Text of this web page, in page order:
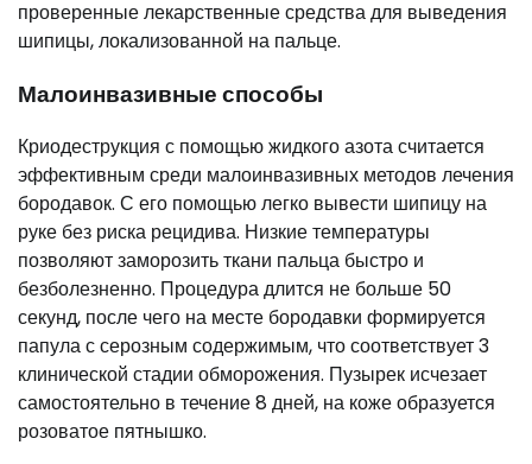
проверенные лекарственные средства для выведения
шипицы, локализованной на пальце.
Малоинвазивные способы
Криодеструкция с помощью жидкого азота считается
эффективным среди малоинвазивных методов лечения
бородавок. С его помощью легко вывести шипицу на
руке без риска рецидива. Низкие температуры
позволяют заморозить ткани пальца быстро и
безболезненно. Процедура длится не больше 50
секунд, после чего на месте бородавки формируется
папула с серозным содержимым, что соответствует 3
клинической стадии обморожения. Пузырек исчезает
самостоятельно в течение 8 дней, на коже образуется
розоватое пятнышко.